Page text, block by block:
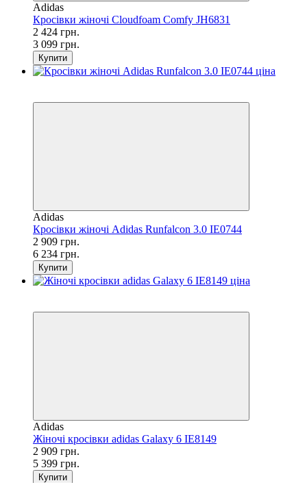
Adidas
Кросівки жіночі Cloudfoam Comfy JH6831
2 424 грн.
3 099 грн.
Купити
Adidas
Кросівки жіночі Adidas Runfalcon 3.0 IE0744
2 909 грн.
6 234 грн.
Купити
Adidas
Жіночі кросівки adidas Galaxy 6 IE8149
2 909 грн.
5 399 грн.
Купити